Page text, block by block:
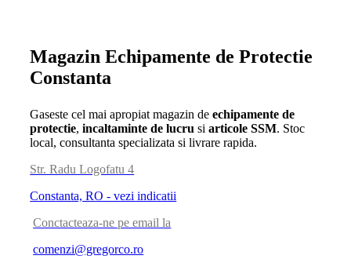
Magazin Echipamente de Protectie
Constanta
Gaseste cel mai apropiat magazin deechipamente de
protectie,incaltaminte de lucru siarticole SSM. Stoc
local, consultanta specializata si livrare rapida.
Str. Radu Logofatu 4
Constanta, RO - vezi indicatii
Conctacteaza-ne pe email la
comenzi@gregorco.ro